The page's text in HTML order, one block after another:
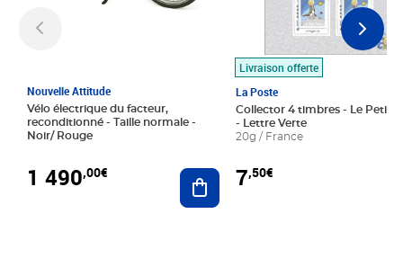
Nouvelle Attitude
Vélo électrique du facteur,
reconditionné - Taille normale -
Noir/ Rouge
1 490,00€ Ajouter au panier
Livraison offerte
La Poste
Collector 4 timbres - Le Petit
- Lettre Verte
20g / France
7,50€